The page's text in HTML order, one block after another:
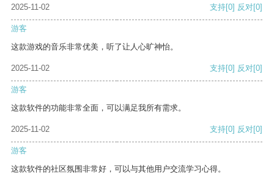
2025-11-02
支持[0] 反对[0]
游客
这款游戏的音乐非常优美，听了让人心旷神怡。
2025-11-02 支持[0] 反对[0]
游客
这款软件的功能非常全面，可以满足我所有需求。
2025-11-02 支持[0] 反对[0]
游客
这款软件的社区氛围非常好，可以与其他用户交流学习心得。